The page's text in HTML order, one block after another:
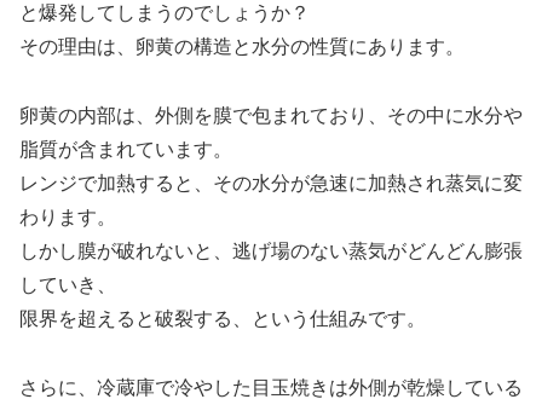
と爆発してしまうのでしょうか？
その理由は、卵黄の構造と水分の性質にあります。
卵黄の内部は、外側を膜で包まれており、その中に水分や
脂質が含まれています。
レンジで加熱すると、その水分が急速に加熱され蒸気に変
わります。
しかし膜が破れないと、逃げ場のない蒸気がどんどん膨張
していき、
限界を超えると破裂する、という仕組みです。
さらに、冷蔵庫で冷やした目玉焼きは外側が乾燥している